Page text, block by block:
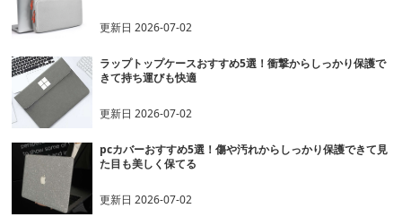
更新日2026-07-02
ラップトップケースおすすめ5選！衝撃からしっかり保護で
きて持ち運びも快適
更新日2026-07-02
pcカバーおすすめ5選！傷や汚れからしっかり保護できて見
た目も美しく保てる
更新日2026-07-02